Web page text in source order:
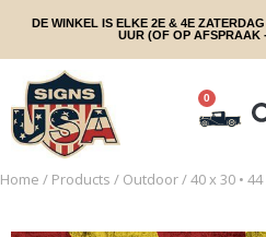
DE WINKEL IS ELKE 2E & 4E
UUR (OF OP AFSPRAAK
0
Home / Products / Outdoor/40 x 30 •